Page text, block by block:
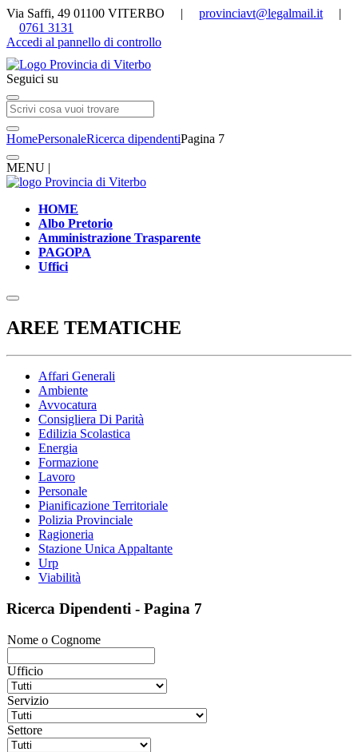
Via Saffi, 49 01100 VITERBO | provinciavt@legalmail.it |
0761 3131
Accedi al pannello di controllo
Seguici su
HomePersonaleRicerca dipendentiPagina 7
MENU |
HOME
Albo Pretorio
Amministrazione Trasparente
PAGOPA
Uffici
AREE TEMATICHE
Affari Generali
Ambiente
Avvocatura
Consigliera Di Parità
Edilizia Scolastica
Energia
Formazione
Lavoro
Personale
Pianificazione Territoriale
Polizia Provinciale
Ragioneria
Stazione Unica Appaltante
Urp
Viabilità
Ricerca Dipendenti - Pagina 7
Nome o Cognome
Ufficio
Servizio
Settore